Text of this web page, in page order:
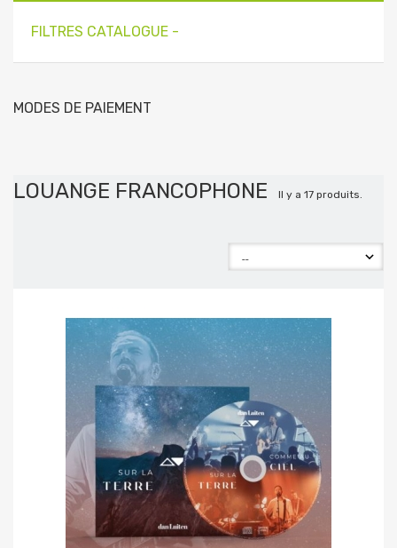
FILTRES CATALOGUE -
MODES DE PAIEMENT
LOUANGE FRANCOPHONE Il y a 17 produits.